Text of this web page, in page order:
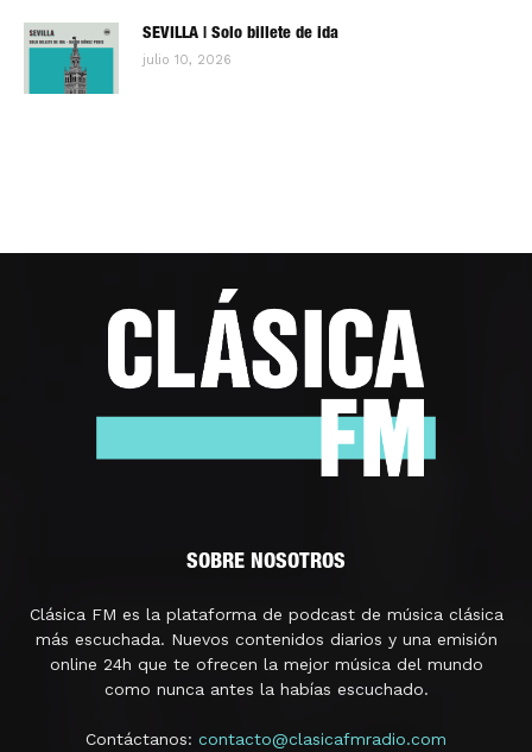
SEVILLA | Solo billete de ida
julio 10, 2026
SOBRE NOSOTROS
Clásica FM es la plataforma de podcast de música clásica
más escuchada. Nuevos contenidos diarios y una emisión
online 24h que te ofrecen la mejor música del mundo
como nunca antes la habías escuchado.
Contáctanos: contacto@clasicafmradio.com